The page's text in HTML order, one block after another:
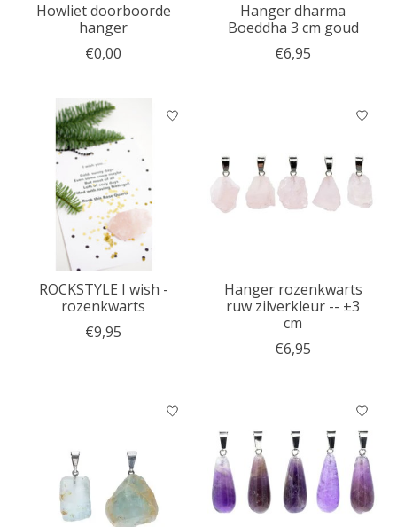
Howliet doorboorde
hanger
€0,00
Hanger dharma
Boeddha 3 cm goud
€6,95
ROCKSTYLE I wish -
rozenkwarts
€9,95
Hanger rozenkwarts
ruw zilverkleur -- ±3
cm
€6,95